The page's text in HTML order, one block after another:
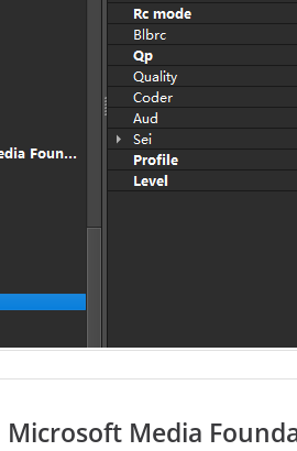
Microsoft Media